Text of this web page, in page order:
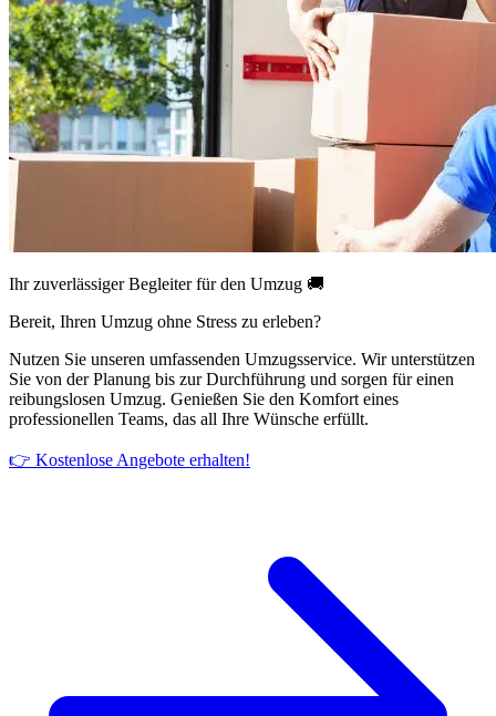
Ihr zuverlässiger Begleiter für den Umzug 🚚
Bereit, Ihren Umzug ohne Stress zu erleben?
Nutzen Sie unseren umfassenden Umzugsservice. Wir unterstützen
Sie von der Planung bis zur Durchführung und sorgen für einen
reibungslosen Umzug. Genießen Sie den Komfort eines
professionellen Teams, das all Ihre Wünsche erfüllt.
👉 Kostenlose Angebote erhalten!